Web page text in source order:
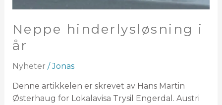
Neppe hinderlysløsning i
år
Nyheter /Jonas
Denne artikkelen er skrevet av Hans Martin
Østerhaug for Lokalavisa Trysil Engerdal. Austri